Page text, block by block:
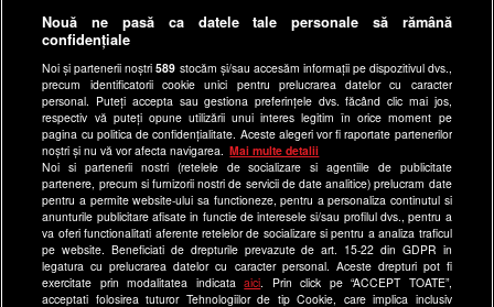
Anunturi gratuite pe Lajumate.ro
Program Happy Channel
Echipa editorială
Site-uri Antena Group
a1.ro
antenastars.ro
as.ro
catine.ro
chefi.ro
Nouă ne pasă ca datele tale personale să rămână
confidențiale
Noi și partenerii noștri589 stocăm și/sau accesăm informații pe dispozitivul dvs.,
precum identificatorii cookie unici pentru prelucrarea datelor cu caracter
personal. Puteți accepta sau gestiona preferințele dvs. făcând clic mai jos,
respectiv vă puteți opune utilizării unui interes legitim în orice moment pe
pagina cu politica de confidențialitate. Aceste alegeri vor fi raportate partenerilor
noștri și nu vă vor afecta navigarea.
Mai multe detalii
Noi si partenerii nostri (retelele de socializare si agentiile de publicitate
partenere, precum si furnizorii nostri de servicii de date analitice) prelucram date
pentru a permite website-ului sa functioneze, pentru a personaliza continutul si
anunturile publicitare afisate in functie de interesele si/sau profilul dvs., pentru a
va oferi functionalitati aferente retelelor de socializare si pentru a analiza traficul
pe website. Beneficiati de drepturile prevazute de art. 15-22 din GDPR in
legatura cu prelucrarea datelor cu caracter personal. Aceste drepturi pot fi
exercitate prin modalitatea indicataaici . Prin click pe “ACCEPT TOATE”,
acceptati folosirea tuturor Tehnologiilor de tip Cookie, care implica inclusiv